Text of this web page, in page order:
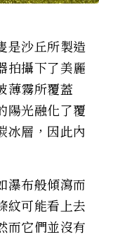
是沙丘所製造
拍攝下了美麗
薄霧所覆蓋
陽光融化了覆
冰層，因此內
瀑布般傾瀉而
紋可能看上去
而它們並沒有